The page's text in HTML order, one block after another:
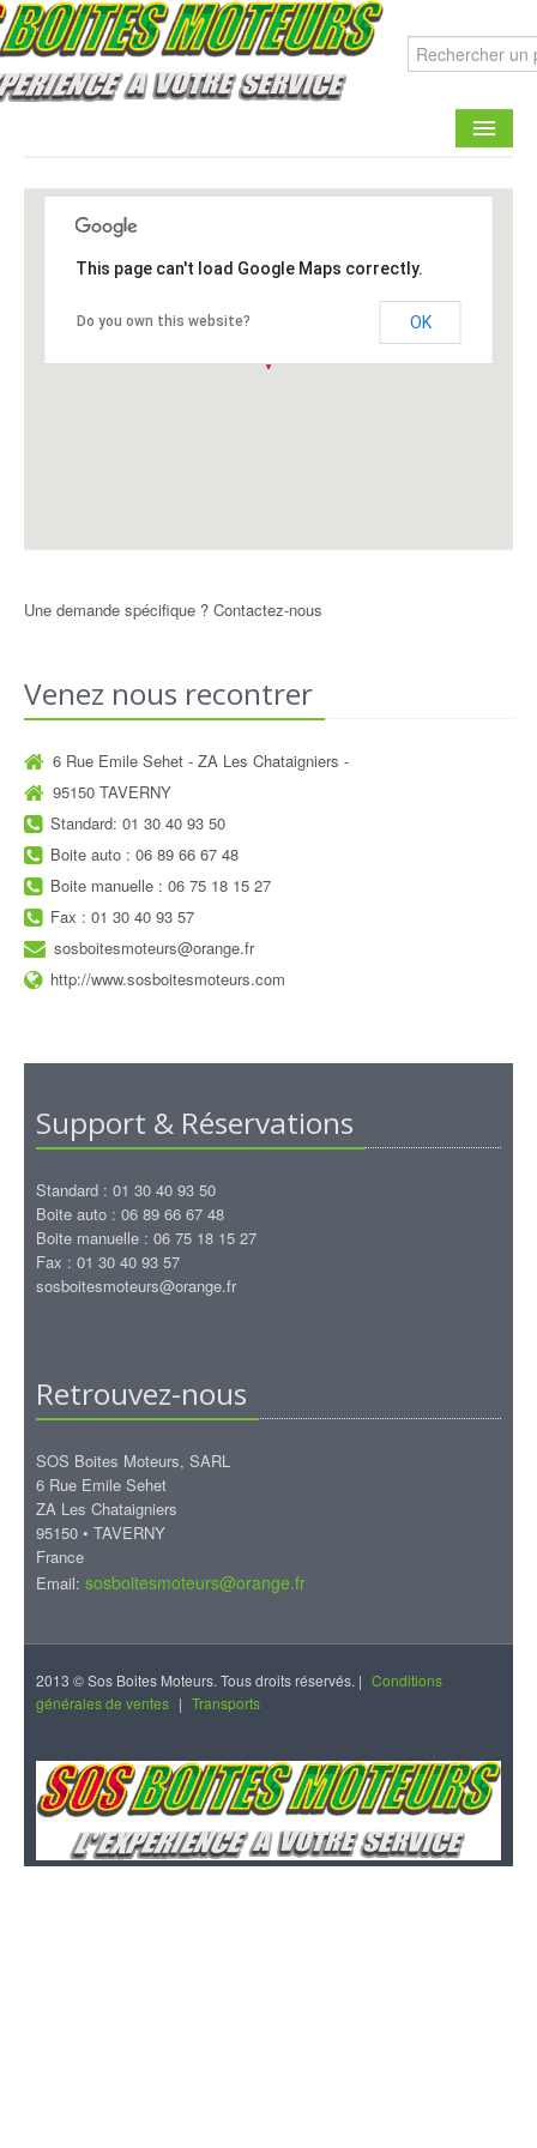
CATALOGUE
FAIRE UNE DEMANDE
This page can't load Google Maps correctly.
Do you own this website? OK
Une demande spécifique ? Contactez-nous
Venez nous recontrer
6 Rue Emile Sehet - ZA Les Chataigniers -
95150 TAVERNY
Standard: 01 30 40 93 50
Boite auto : 06 89 66 67 48
Boite manuelle : 06 75 18 15 27
Fax : 01 30 40 93 57
sosboitesmoteurs@orange.fr
http://www.sosboitesmoteurs.com
Support & Réservations
Standard : 01 30 40 93 50
Boite auto : 06 89 66 67 48
Boite manuelle : 06 75 18 15 27
Fax : 01 30 40 93 57
sosboitesmoteurs@orange.fr
Retrouvez-nous
SOS Boites Moteurs, SARL
6 Rue Emile Sehet
ZA Les Chataigniers
95150 • TAVERNY
France
Email: sosboitesmoteurs@orange.fr
2013 © Sos Boites Moteurs. Tous droits réservés. | Conditions
générales de ventes | Transports